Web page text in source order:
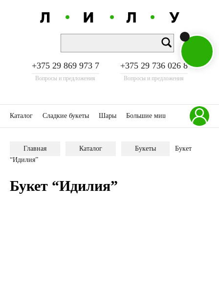
+375 29 869 973 7
Вопросы и предложения
+375 29 736 026 8
Вопросы и предложения
Каталог Сладкие букеты Шары Большие мишки Акции
Главная Каталог Букеты
Букет
“Идилия”
Букет “Идилия”